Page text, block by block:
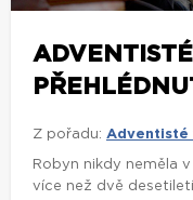
Z pořadu: Adventisté
Robyn nikdy neměla
více než dvě